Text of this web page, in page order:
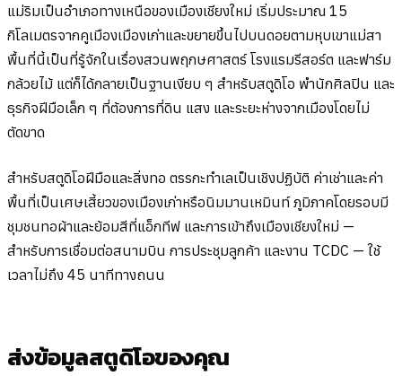
แม่ริมเป็นอำเภอทางเหนือของเมืองเชียงใหม่ เริ่มประมาณ 15
กิโลเมตรจากคูเมืองเมืองเก่าและขยายขึ้นไปบนดอยตามหุบเขาแม่สา
พื้นที่นี้เป็นที่รู้จักในเรื่องสวนพฤกษศาสตร์ โรงแรมรีสอร์ต และฟาร์ม
กล้วยไม้ แต่ก็ได้กลายเป็นฐานเงียบ ๆ สำหรับสตูดิโอ พำนักศิลปิน และ
ธุรกิจฝีมือเล็ก ๆ ที่ต้องการที่ดิน แสง และระยะห่างจากเมืองโดยไม่
ตัดขาด
สำหรับสตูดิโอฝีมือและสิ่งทอ ตรรกะทำเลเป็นเชิงปฏิบัติ ค่าเช่าและค่า
พื้นที่เป็นเศษเสี้ยวของเมืองเก่าหรือนิมมานเหมินท์ ภูมิภาคโดยรอบมี
ชุมชนทอผ้าและย้อมสีที่แอ็กทีฟ และการเข้าถึงเมืองเชียงใหม่ —
สำหรับการเชื่อมต่อสนามบิน การประชุมลูกค้า และงาน TCDC — ใช้
เวลาไม่ถึง 45 นาทีทางถนน
ส่งข้อมูลสตูดิโอของคุณ